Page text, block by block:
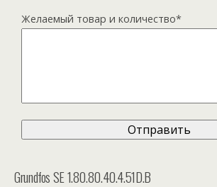
Желаемый товар и количество*
Grundfos SE 1.80.80.40.4.51D.B